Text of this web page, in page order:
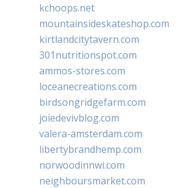
kchoops.net
mountainsideskateshop.com
kirtlandcitytavern.com
301nutritionspot.com
ammos-stores.com
loceanecreations.com
birdsongridgefarm.com
joiedevivblog.com
valera-amsterdam.com
libertybrandhemp.com
norwoodinnwi.com
neighboursmarket.com